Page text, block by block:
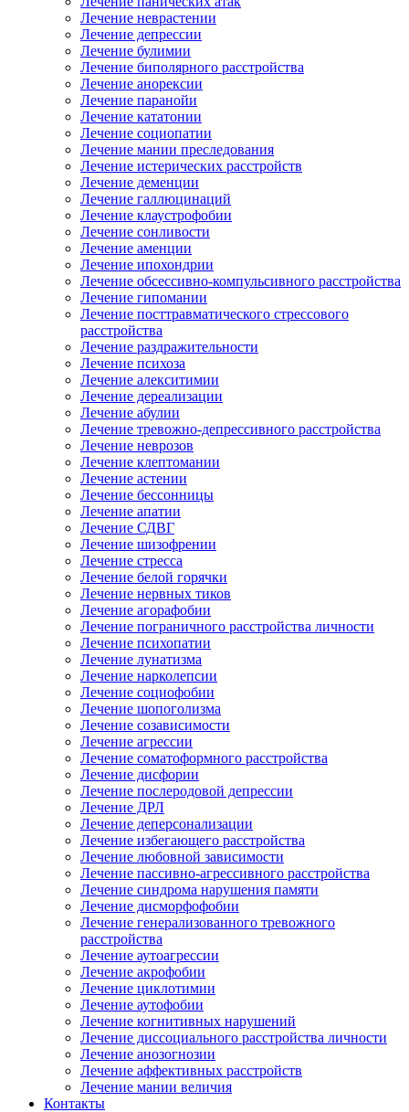
Лечение неврастении
Лечение депрессии
Лечение булимии
Лечение биполярного расстройства
Лечение анорексии
Лечение паранойи
Лечение кататонии
Лечение социопатии
Лечение мании преследования
Лечение истерических расстройств
Лечение деменции
Лечение галлюцинаций
Лечение клаустрофобии
Лечение сонливости
Лечение аменции
Лечение ипохондрии
Лечение обсессивно-компульсивного расстройства
Лечение гипомании
Лечение посттравматического стрессового
расстройства
Лечение раздражительности
Лечение психоза
Лечение алекситимии
Лечение дереализации
Лечение абулии
Лечение тревожно-депрессивного расстройства
Лечение неврозов
Лечение клептомании
Лечение астении
Лечение бессонницы
Лечение апатии
Лечение СДВГ
Лечение шизофрении
Лечение стресса
Лечение белой горячки
Лечение нервных тиков
Лечение агорафобии
Лечение пограничного расстройства личности
Лечение психопатии
Лечение лунатизма
Лечение нарколепсии
Лечение социофобии
Лечение шопоголизма
Лечение созависимости
Лечение агрессии
Лечение соматоформного расстройства
Лечение дисфории
Лечение послеродовой депрессии
Лечение ДРЛ
Лечение деперсонализации
Лечение избегающего расстройства
Лечение любовной зависимости
Лечение пассивно-агрессивного расстройства
Лечение синдрома нарушения памяти
Лечение дисморфофобии
Лечение генерализованного тревожного
расстройства
Лечение аутоагрессии
Лечение акрофобии
Лечение циклотимии
Лечение аутофобии
Лечение когнитивных нарушений
Лечение диссоциального расстройства личности
Лечение анозогнозии
Лечение аффективных расстройств
Лечение мании величия
Контакты